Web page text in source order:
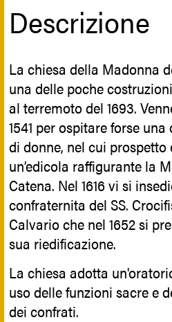
Successivamente nominata
in riferimento sia a uno dei
di Cristo che a uno dei
tradizione mariana.
Francesco di Paola, ancora
Iconografia
Nel prospetto laterale vi
mascheroni grotteschi
bocca animali simbolici,
lo scorpione, sovrastati da
allegoriche
con grandi mammelle ed
reggono cornucopie
alludendo alla ricchezza,
esibita, dei proprietari.
Descrizione
La chiesa della Madonna
una delle poche
al terremoto del 1693.
1541 per ospitare forse
di donne, nel cui prospetto
un’edicola raffigurante la
Catena. Nel 1616 vi si
confraternita del SS.
Calvario che nel 1652 si
sua riedificazione.
La chiesa adotta
uso delle funzioni sacre e
dei confrati.